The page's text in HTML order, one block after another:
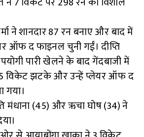
ने शानदार 87 रन बनाए और बाद में
ऑफ द फाइनल चुनी गईं। दीप्ति
पारी खेलने के बाद गेंदबाजी में
विकेट झटके और उन्हें प्लेयर ऑफ द
गया।
मंधाना (45) और ऋचा घोष (34) ने